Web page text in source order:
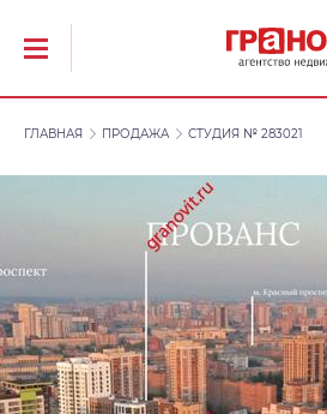
ГЛАВНАЯ ПРОДАЖА СТУДИЯ № 283021